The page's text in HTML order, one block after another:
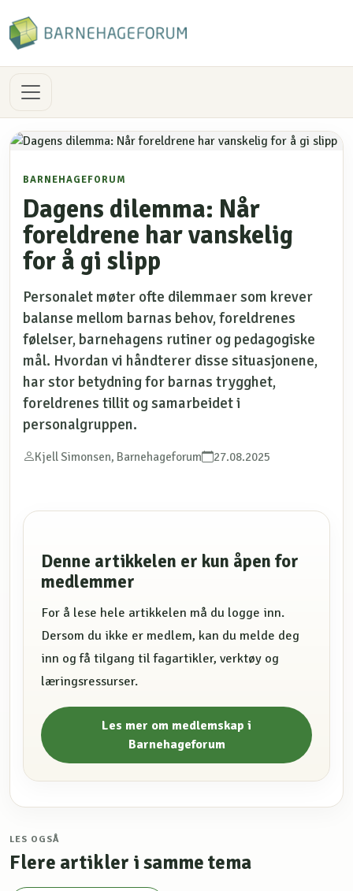
BARNEHAGEFORUM
Dagens dilemma: Når
foreldrene har vanskelig
for å gi slipp
Personalet møter ofte dilemmaer som krever
balanse mellom barnas behov, foreldrenes
følelser, barnehagens rutiner og pedagogiske
mål. Hvordan vi håndterer disse situasjonene,
har stor betydning for barnas trygghet,
foreldrenes tillit og samarbeidet i
personalgruppen.
Kjell Simonsen, Barnehageforum 27.08.2025
Denne artikkelen er kun åpen for
medlemmer
For å lese hele artikkelen må du logge inn.
Dersom du ikke er medlem, kan du melde deg
inn og få tilgang til fagartikler, verktøy og
læringsressurser.
Les mer om medlemskap i
Barnehageforum
LES OGSÅ
Flere artikler i samme tema